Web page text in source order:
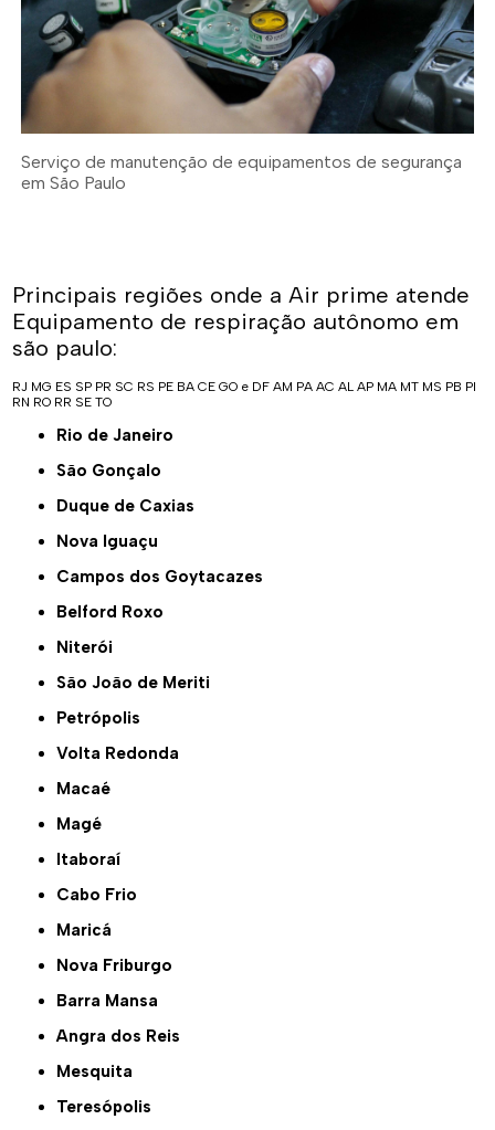
Serviço de manutenção de equipamentos de segurança
em São Paulo
Principais regiões onde a Air prime atende
Equipamento de respiração autônomo em
são paulo:
RJ MG ES SP PR SC RS PE BA CE GO e DF AM PA AC AL AP MA MT MS PB PI
RN RO RR SE TO
Rio de Janeiro
São Gonçalo
Duque de Caxias
Nova Iguaçu
Campos dos Goytacazes
Belford Roxo
Niterói
São João de Meriti
Petrópolis
Volta Redonda
Macaé
Magé
Itaboraí
Cabo Frio
Maricá
Nova Friburgo
Barra Mansa
Angra dos Reis
Mesquita
Teresópolis